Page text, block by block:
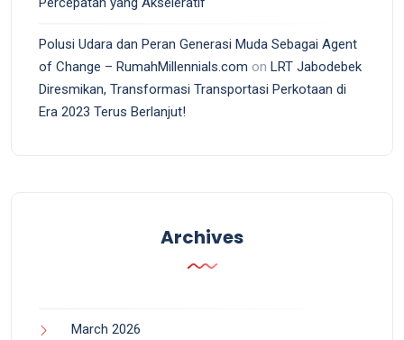
Polusi Udara dan Peran Generasi Muda Sebagai Agent
of Change – RumahMillennials.com on LRT Jabodebek
Diresmikan, Transformasi Transportasi Perkotaan di
Era 2023 Terus Berlanjut!
Archives
March 2026